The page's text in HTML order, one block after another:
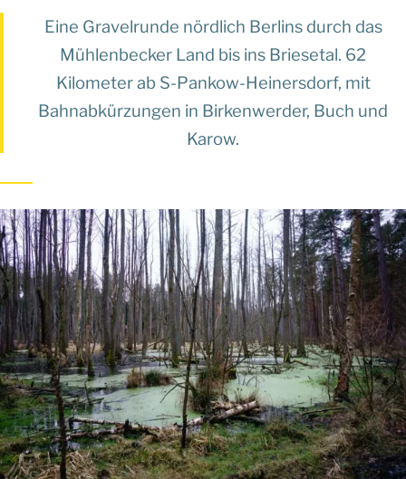
Eine Gravelrunde nördlich Berlins durch das
Mühlenbecker Land bis ins Briesetal. 62
Kilometer ab S-Pankow-Heinersdorf, mit
Bahnabkürzungen in Birkenwerder, Buch und
Karow.